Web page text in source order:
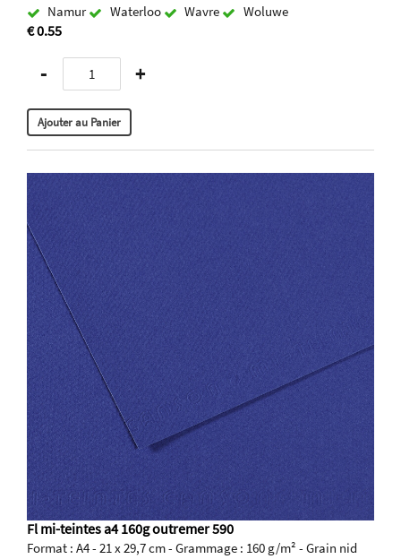
Namur
Waterloo Wavre Woluwe
€ 0.55
- +
Fl mi-teintes a4 160g outremer 590
Format : A4 - 21 x 29,7 cm - Grammage : 160 g/m² - Grain nid